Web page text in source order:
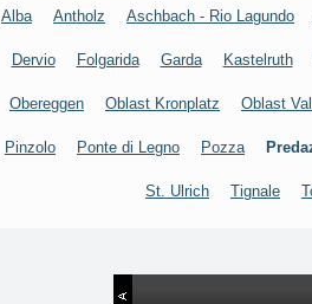
Alba Antholz Aschbach - Rio Lagundo
Dervio Folgarida Garda Kastelruth
Obereggen Oblast Kronplatz Oblast
Pinzolo Ponte di Legno Pozza
St. Ulrich Tignale